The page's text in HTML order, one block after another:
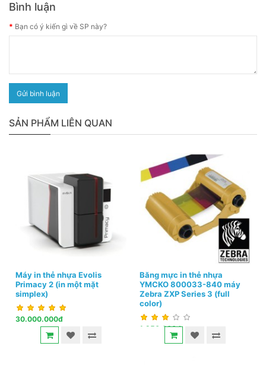
Bình luận
Bạn có ý kiến gì về SP này?
Gửi bình luận
SẢN PHẨM LIÊN QUAN
Máy in thẻ nhựa Evolis
Primacy 2 (in một mặt
simplex)
30.000.000đ
Băng mực in thẻ nhựa
YMCKO 800033-840 máy
Zebra ZXP Series 3 (full
color)
1.250.000đ